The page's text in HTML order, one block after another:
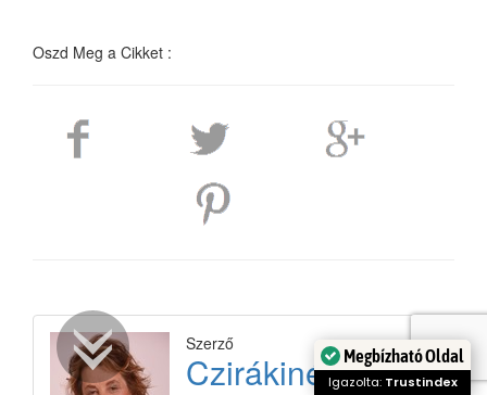
Oszd Meg a Cikket :
Szerző
Czirákiné Kocsis
Megbízható Oldal
Igazolta: Trustindex